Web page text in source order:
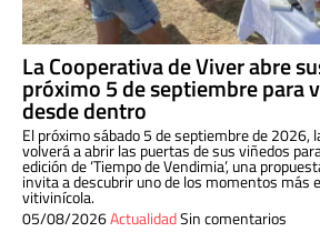
La Cooperativa de Viver abre
próximo 5 de septiembre para
desde dentro
El próximo sábado 5 de septiembre de 2026,
volverá a abrir las puertas de sus viñedos
edición de ‘Tiempo de Vendimia’, una
invita a descubrir uno de los momentos más
vitivinícola.
05/08/2026ActualidadSin comentarios